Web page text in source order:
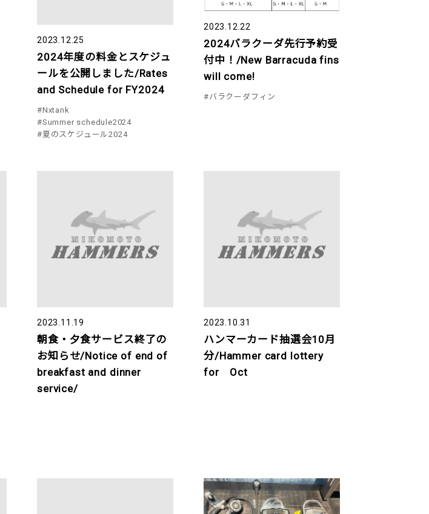
2023.12.25
2024年度の料金とスケジュ
ールを公開しました/Rates
and Schedule for FY2024
#Nxtank
#Summer schedule2024
#夏のスケジュール2024
2023.12.22
2024バラクーダ先行予約受
付中！/New Barracuda fins
will come!
#バラクーダフィン
2023.11.19
朝食・夕食サービス終了の
お知らせ/Notice of end of
breakfast and dinner
service/
2023.10.31
ハンマーカード抽選会10月
分/Hammer card lottery
for Oct